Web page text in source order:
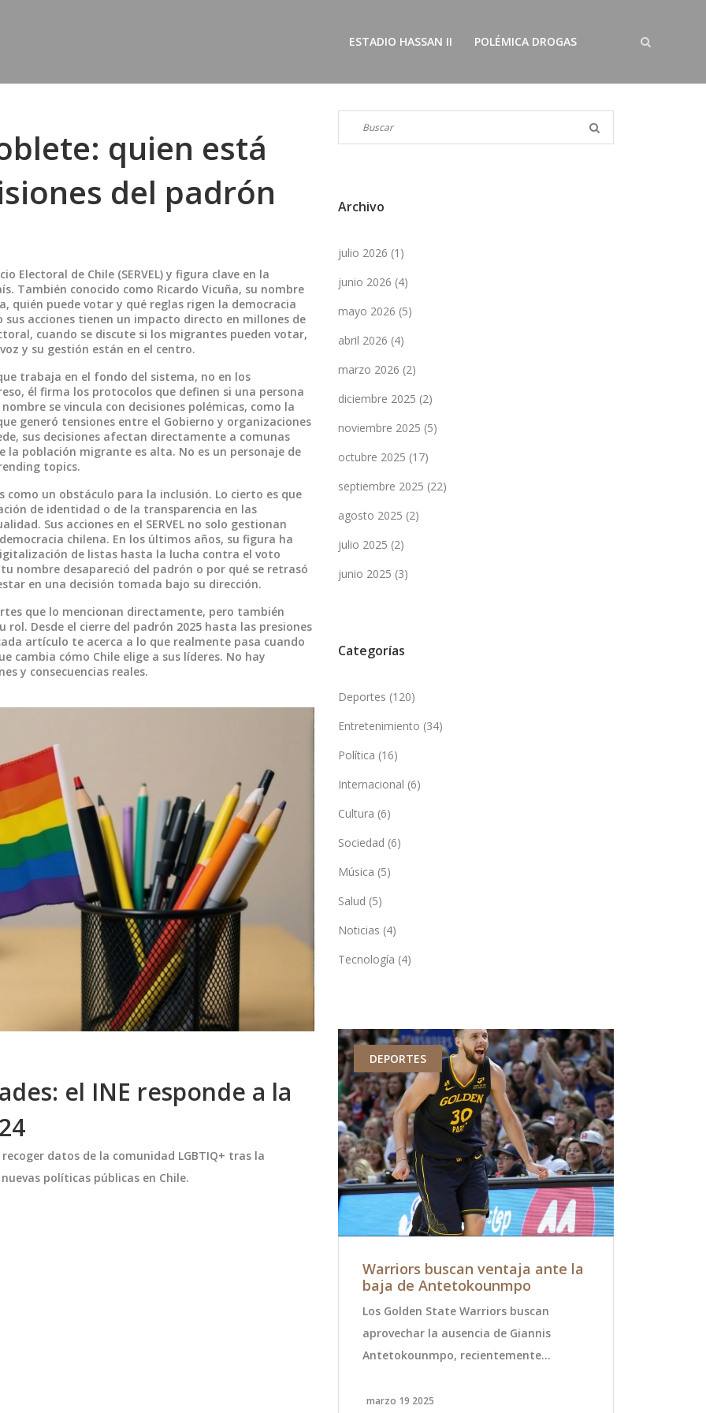
ESTADIO HASSAN II POLÉMICA DROGAS
quien está
del padrón
Electoral de Chile (SERVEL) y figura clave en la
. También conocido como Ricardo Vicuña, su nombre
quién puede votar y qué reglas rigen la democracia
acciones tienen un impacto directo en millones de
cuando se discute si los migrantes pueden votar,
y su gestión están en el centro.
trabaja en el fondo del sistema, no en los
él firma los protocolos que definen si una persona
se vincula con decisiones polémicas, como la
generó tensiones entre el Gobierno y organizaciones
sus decisiones afectan directamente a comunas
la población migrante es alta. No es un personaje de
topics.
un obstáculo para la inclusión. Lo cierto es que
de identidad o de la transparencia en las
Sus acciones en el SERVEL no solo gestionan
chilena. En los últimos años, su figura ha
de listas hasta la lucha contra el voto
nombre desapareció del padrón o por qué se retrasó
en una decisión tomada bajo su dirección.
que lo mencionan directamente, pero también
Desde el cierre del padrón 2025 hasta las presiones
artículo te acerca a lo que realmente pasa cuando
cambia cómo Chile elige a sus líderes. No hay
y consecuencias reales.
el INE responde a la
datos de la comunidad LGBTIQ+ tras la
políticas públicas en Chile.
Archivo
julio 2026 (1)
junio 2026 (4)
mayo 2026 (5)
abril 2026 (4)
marzo 2026 (2)
diciembre 2025 (2)
noviembre 2025 (5)
octubre 2025 (17)
septiembre 2025 (22)
agosto 2025 (2)
julio 2025 (2)
junio 2025 (3)
Categorías
Deportes (120)
Entretenimiento (34)
Política (16)
Internacional (6)
Cultura (6)
Sociedad (6)
Música (5)
Salud (5)
Noticias (4)
Tecnología (4)
DEPORTES
Warriors buscan ventaja ante la
baja de Antetokounmpo
Los Golden State Warriors buscan
aprovechar la ausencia de Giannis
Antetokounmpo, recientemente
en la conferencia oeste. Con la
marzo 19 2025